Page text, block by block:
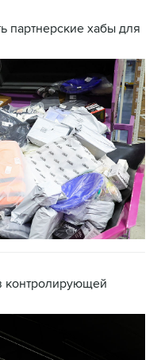
партнерские хабы для
контролирующей